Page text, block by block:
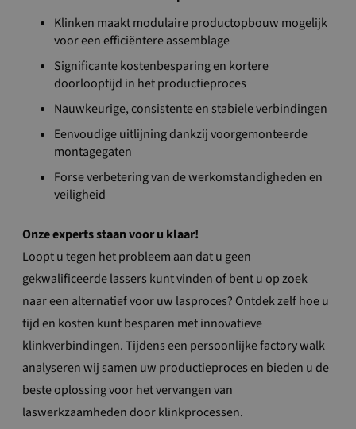
Klinken maakt modulaire productopbouw mogelijk
voor een efficiëntere assemblage
Significante kostenbesparing en kortere
doorlooptijd in het productieproces
Nauwkeurige, consistente en stabiele verbindingen
Eenvoudige uitlijning dankzij voorgemonteerde
montagegaten
Forse verbetering van de werkomstandigheden en
veiligheid
Onze experts staan voor u klaar!
Loopt u tegen het probleem aan dat u geen
gekwalificeerde lassers kunt vinden of bent u op zoek
naar een alternatief voor uw lasproces? Ontdek zelf hoe u
tijd en kosten kunt besparen met innovatieve
klinkverbindingen. Tijdens een persoonlijke factory walk
analyseren wij samen uw productieproces en bieden u de
beste oplossing voor het vervangen van
laswerkzaamheden door klinkprocessen.